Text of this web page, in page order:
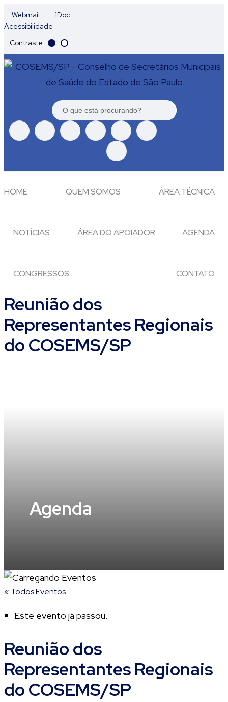
Webmail
1Doc
Acessibilidade
Contraste
HOME QUEM SOMOS ÁREA TÉCNICA
NOTÍCIAS ÁREA DO APOIADOR AGENDA
CONGRESSOS CONTATO
Reunião dos
Representantes Regionais
do COSEMS/SP
Agenda
« Todos Eventos
Este evento já passou.
Reunião dos
Representantes Regionais
do COSEMS/SP